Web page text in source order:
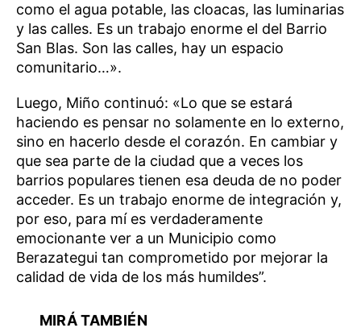
como el agua potable, las cloacas, las luminarias
y las calles. Es un trabajo enorme el del Barrio
San Blas. Son las calles, hay un espacio
comunitario…».
Luego, Miño continuó: «Lo que se estará
haciendo es pensar no solamente en lo externo,
sino en hacerlo desde el corazón. En cambiar y
que sea parte de la ciudad que a veces los
barrios populares tienen esa deuda de no poder
acceder. Es un trabajo enorme de integración y,
por eso, para mí es verdaderamente
emocionante ver a un Municipio como
Berazategui tan comprometido por mejorar la
calidad de vida de los más humildes”.